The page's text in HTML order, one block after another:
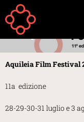
Aller au contenu principal
ÉVÉNEMENTS
Aquileia
Aquileia Film Festival
11a edizione
28-29-30-31 luglio e 3